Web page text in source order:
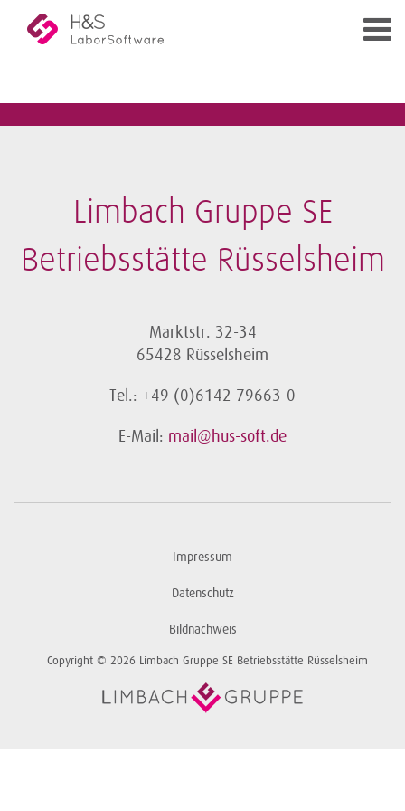
Limbach Gruppe SE
Betriebsstätte Rüsselsheim
Marktstr. 32-34
65428 Rüsselsheim
Tel.: +49 (0)6142 79663-0
E-Mail: mail@hus-soft.de
Impressum
Datenschutz
Bildnachweis
Copyright © 2026 Limbach Gruppe SE Betriebsstätte Rüsselsheim